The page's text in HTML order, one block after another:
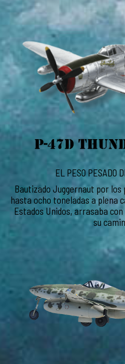
EL PESO PESADO
Bautizado Juggernaut por
hasta ocho toneladas a plena
Estados Unidos, arrasaba
su